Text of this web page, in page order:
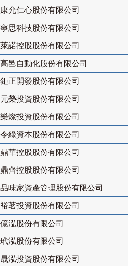
康允仁心股份有限公司
寧思科技股份有限公司
萊諾控股股份有限公司
高邑自動化股份有限公司
鉅正開發股份有限公司
元榮投資股份有限公司
樂燦投資股份有限公司
令綠資本股份有限公司
鼎華控股股份有限公司
鼎齊控股股份有限公司
品味家資產管理股份有限公司
裕茗投資股份有限公司
億泓股份有限公司
玳泓股份有限公司
晟泓投資股份有限公司